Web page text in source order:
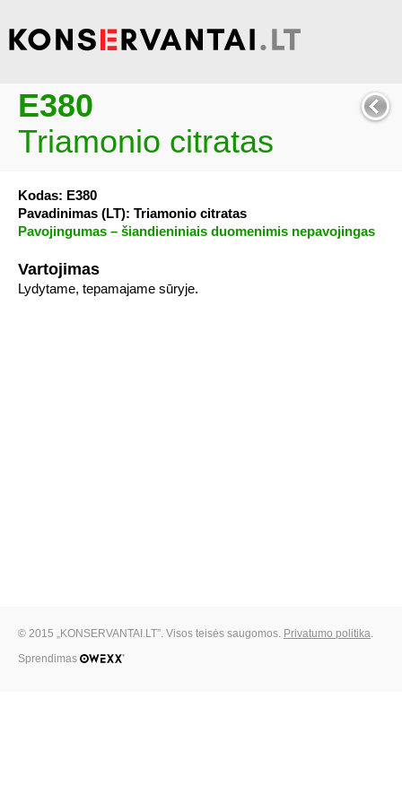
E380
Triamonio citratas
Kodas: E380
Pavadinimas (LT): Triamonio citratas
Pavojingumas – šiandieniniais duomenimis nepavojingas
Vartojimas
Lydytame, tepamajame sūryje.
© 2015 „KONSERVANTAI.LT”. Visos teisės saugomos. Privatumo politika.
Sprendimas